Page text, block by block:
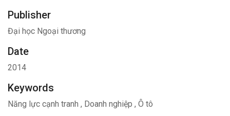
Publisher
Đại học Ngoại thương
Date
2014
Keywords
Năng lực cạnh tranh , Doanh nghiệp , Ô tô